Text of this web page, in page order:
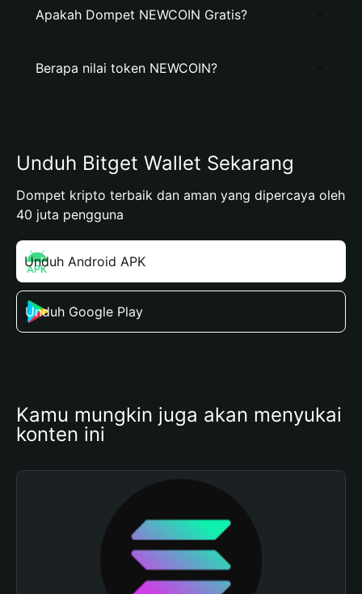
Apakah Dompet NEWCOIN Gratis?
Berapa nilai token NEWCOIN?
Unduh Bitget Wallet Sekarang
Dompet kripto terbaik dan aman yang dipercaya oleh
40 juta pengguna
Unduh Android APK
Unduh Google Play
Kamu mungkin juga akan menyukai
konten ini